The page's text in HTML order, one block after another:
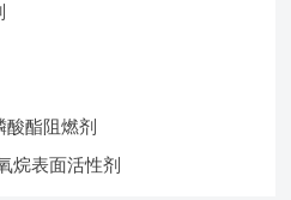
酸酯阻燃剂
烷表面活性剂